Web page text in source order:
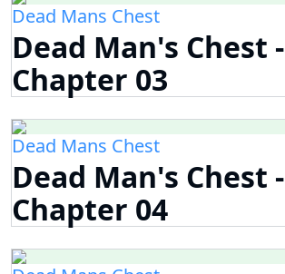
Dead Mans Chest
Dead Man's Chest -
Chapter 03
Dead Mans Chest
Dead Man's Chest -
Chapter 04